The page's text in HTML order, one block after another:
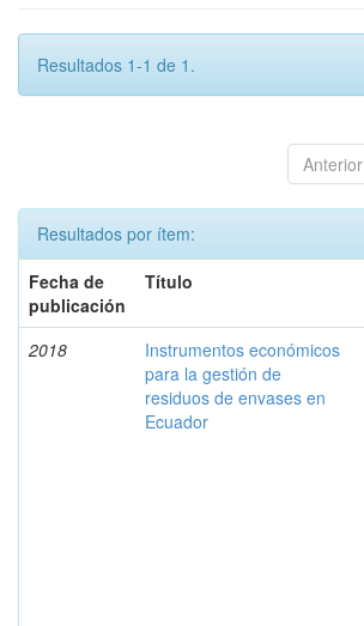
Resultados 1-1 de 1.
Anterior
Resultados por ítem:
Fecha de
publicación
Título
2018
Instrumentos económicos
para la gestión de
residuos de envases en
Ecuador